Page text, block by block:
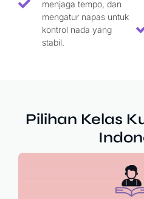
menjaga tempo, dan
mengatur napas untuk
kontrol nada yang
stabil.
Pilihan Kelas